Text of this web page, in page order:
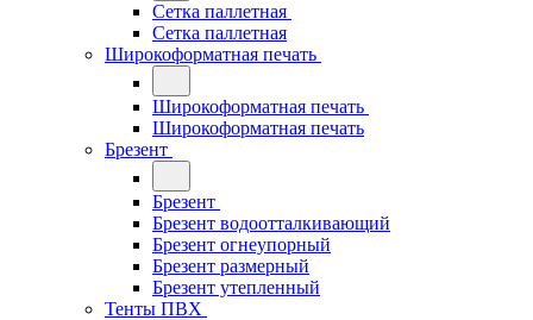
Сетка паллетная
Сетка паллетная
Широкоформатная печать
Широкоформатная печать
Широкоформатная печать
Брезент
Брезент
Брезент водоотталкивающий
Брезент огнеупорный
Брезент размерный
Брезент утепленный
Тенты ПВХ